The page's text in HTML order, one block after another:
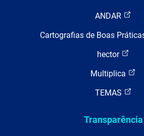
ANDAR
Cartografias de Boas
hector
Multiplica
TEMAS
Transparência